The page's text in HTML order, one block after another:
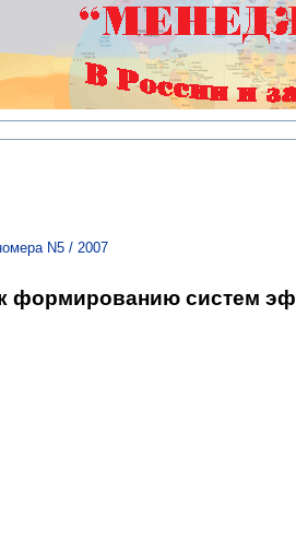
N5 / 2007
формированию систем